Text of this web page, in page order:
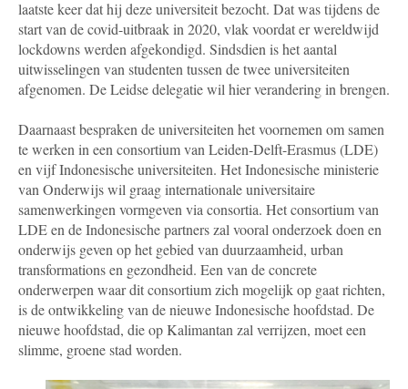
laatste keer dat hij deze universiteit bezocht. Dat was tijdens de
start van de covid-uitbraak in 2020, vlak voordat er wereldwijd
lockdowns werden afgekondigd. Sindsdien is het aantal
uitwisselingen van studenten tussen de twee universiteiten
afgenomen. De Leidse delegatie wil hier verandering in brengen.
Daarnaast bespraken de universiteiten het voornemen om samen
te werken in een consortium van Leiden-Delft-Erasmus (LDE)
en vijf Indonesische universiteiten. Het Indonesische ministerie
van Onderwijs wil graag internationale universitaire
samenwerkingen vormgeven via consortia. Het consortium van
LDE en de Indonesische partners zal vooral onderzoek doen en
onderwijs geven op het gebied van duurzaamheid, urban
transformations en gezondheid. Een van de concrete
onderwerpen waar dit consortium zich mogelijk op gaat richten,
is de ontwikkeling van de nieuwe Indonesische hoofdstad. De
nieuwe hoofdstad, die op Kalimantan zal verrijzen, moet een
slimme, groene stad worden.